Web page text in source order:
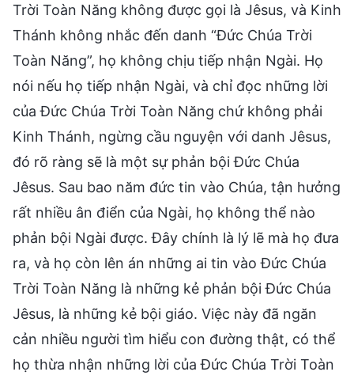
Trời Toàn Năng không được gọi là Jêsus, và Kinh
Thánh không nhắc đến danh “Đức Chúa Trời
Toàn Năng”, họ không chịu tiếp nhận Ngài. Họ
nói nếu họ tiếp nhận Ngài, và chỉ đọc những lời
của Đức Chúa Trời Toàn Năng chứ không phải
Kinh Thánh, ngừng cầu nguyện với danh Jêsus,
đó rõ ràng sẽ là một sự phản bội Đức Chúa
Jêsus. Sau bao năm đức tin vào Chúa, tận hưởng
rất nhiều ân điển của Ngài, họ không thể nào
phản bội Ngài được. Đây chính là lý lẽ mà họ đưa
ra, và họ còn lên án những ai tin vào Đức Chúa
Trời Toàn Năng là những kẻ phản bội Đức Chúa
Jêsus, là những kẻ bội giáo. Việc này đã ngăn
cản nhiều người tìm hiểu con đường thật, có thể
họ thừa nhận những lời của Đức Chúa Trời Toàn